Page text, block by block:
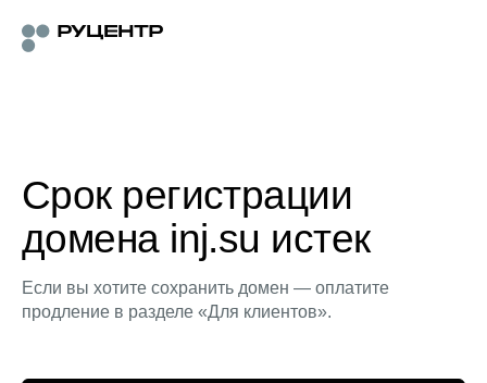
Срок регистрации
домена inj.su истек
Если вы хотите сохранить домен — оплатите
продление в разделе «Для клиентов».